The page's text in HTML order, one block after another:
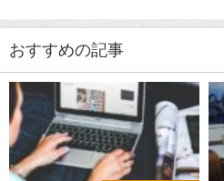
おすすめの記事